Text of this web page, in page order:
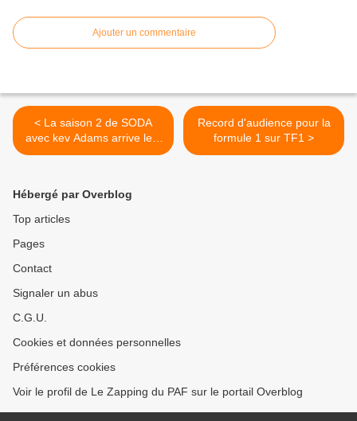
Ajouter un commentaire
< La saison 2 de SODA
avec kev Adams arrive le 5
mai sur W9
Record d'audience pour la
formule 1 sur TF1 >
Hébergé par Overblog
Top articles
Pages
Contact
Signaler un abus
C.G.U.
Cookies et données personnelles
Préférences cookies
Voir le profil de Le Zapping du PAF sur le portail Overblog